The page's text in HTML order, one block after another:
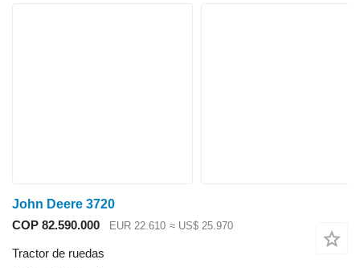
John Deere 3720
COP 82.590.000
EUR 22.610 ≈ US$ 25.970
Tractor de ruedas